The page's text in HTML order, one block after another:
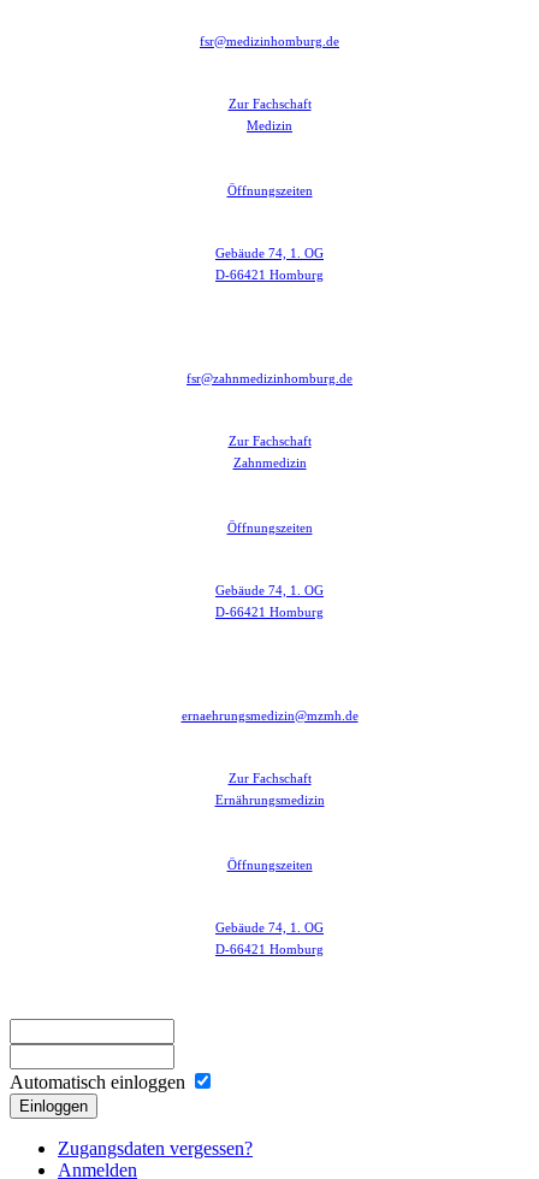
fsr@medizinhomburg.de
Zur Fachschaft
Medizin
Öffnungszeiten
Gebäude 74, 1. OG
D-66421 Homburg
fsr@zahnmedizinhomburg.de
Zur Fachschaft
Zahnmedizin
Öffnungszeiten
Gebäude 74, 1. OG
D-66421 Homburg
ernaehrungsmedizin@mzmh.de
Zur Fachschaft
Ernährungsmedizin
Öffnungszeiten
Gebäude 74, 1. OG
D-66421 Homburg
Automatisch einloggen
Einloggen
Zugangsdaten vergessen?
Anmelden